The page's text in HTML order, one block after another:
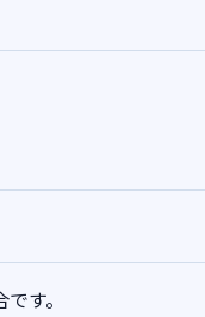
す。